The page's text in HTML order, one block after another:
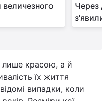
Через
лише красою, а й
їх життя
випадки, коли